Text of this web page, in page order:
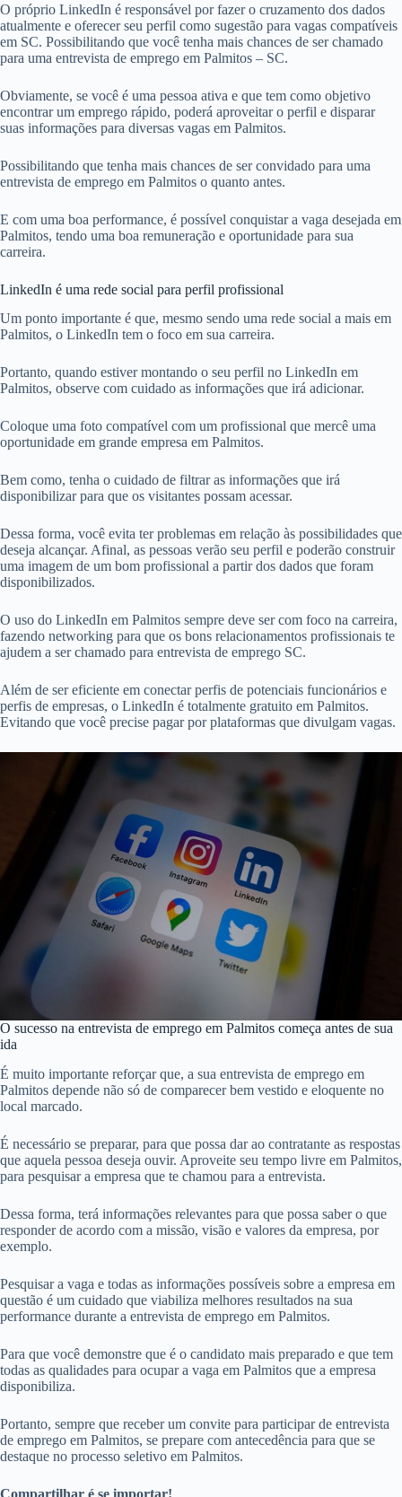
O próprio LinkedIn é responsável por fazer o cruzamento dos dados
atualmente e oferecer seu perfil como sugestão para vagas compatíveis
em SC. Possibilitando que você tenha mais chances de ser chamado
para uma entrevista de emprego em Palmitos – SC.
Obviamente, se você é uma pessoa ativa e que tem como objetivo
encontrar um emprego rápido, poderá aproveitar o perfil e disparar
suas informações para diversas vagas em Palmitos.
Possibilitando que tenha mais chances de ser convidado para uma
entrevista de emprego em Palmitos o quanto antes.
E com uma boa performance, é possível conquistar a vaga desejada em
Palmitos, tendo uma boa remuneração e oportunidade para sua
carreira.
LinkedIn é uma rede social para perfil profissional
Um ponto importante é que, mesmo sendo uma rede social a mais em
Palmitos, o LinkedIn tem o foco em sua carreira.
Portanto, quando estiver montando o seu perfil no LinkedIn em
Palmitos, observe com cuidado as informações que irá adicionar.
Coloque uma foto compatível com um profissional que mercê uma
oportunidade em grande empresa em Palmitos.
Bem como, tenha o cuidado de filtrar as informações que irá
disponibilizar para que os visitantes possam acessar.
Dessa forma, você evita ter problemas em relação às possibilidades que
deseja alcançar. Afinal, as pessoas verão seu perfil e poderão construir
uma imagem de um bom profissional a partir dos dados que foram
disponibilizados.
O uso do LinkedIn em Palmitos sempre deve ser com foco na carreira,
fazendo networking para que os bons relacionamentos profissionais te
ajudem a ser chamado para entrevista de emprego SC.
Além de ser eficiente em conectar perfis de potenciais funcionários e
perfis de empresas, o LinkedIn é totalmente gratuito em Palmitos.
Evitando que você precise pagar por plataformas que divulgam vagas.
O sucesso na entrevista de emprego em Palmitos começa antes de sua
ida
É muito importante reforçar que, a sua entrevista de emprego em
Palmitos depende não só de comparecer bem vestido e eloquente no
local marcado.
É necessário se preparar, para que possa dar ao contratante as respostas
que aquela pessoa deseja ouvir. Aproveite seu tempo livre em Palmitos,
para pesquisar a empresa que te chamou para a entrevista.
Dessa forma, terá informações relevantes para que possa saber o que
responder de acordo com a missão, visão e valores da empresa, por
exemplo.
Pesquisar a vaga e todas as informações possíveis sobre a empresa em
questão é um cuidado que viabiliza melhores resultados na sua
performance durante a entrevista de emprego em Palmitos.
Para que você demonstre que é o candidato mais preparado e que tem
todas as qualidades para ocupar a vaga em Palmitos que a empresa
disponibiliza.
Portanto, sempre que receber um convite para participar de entrevista
de emprego em Palmitos, se prepare com antecedência para que se
destaque no processo seletivo em Palmitos.
Compartilhar é se importar!